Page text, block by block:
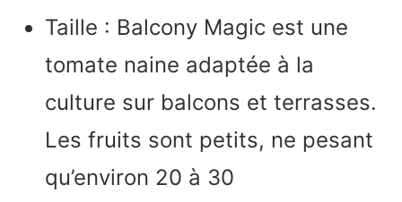
Taille : Balcony Magic est une
tomate naine adaptée à la
culture sur balcons et terrasses.
Les fruits sont petits, ne pesant
qu’environ 20 à 30